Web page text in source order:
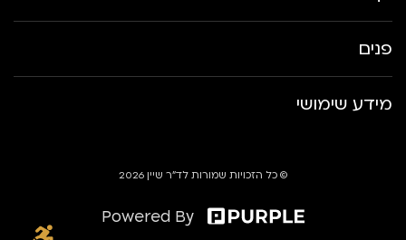
פנים
מידע שימושי
© כל הזכויות שמורות לד״ר שיין 2026
Powered By